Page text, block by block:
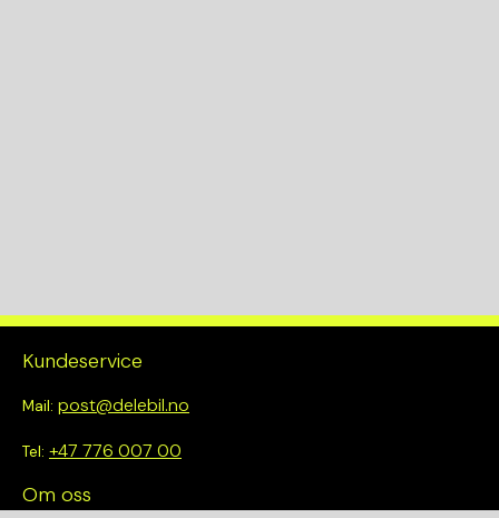
Kundeservice
Mail: post@delebil.no
Tel: +47 776 007 00
Om oss